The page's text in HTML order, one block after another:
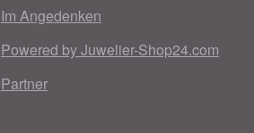
Im Angedenken
Powered by Juwelier-Shop24.com
Partner